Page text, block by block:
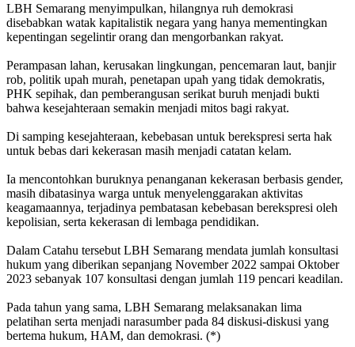
LBH Semarang menyimpulkan, hilangnya ruh demokrasi
disebabkan watak kapitalistik negara yang hanya mementingkan
kepentingan segelintir orang dan mengorbankan rakyat.
Perampasan lahan, kerusakan lingkungan, pencemaran laut, banjir
rob, politik upah murah, penetapan upah yang tidak demokratis,
PHK sepihak, dan pemberangusan serikat buruh menjadi bukti
bahwa kesejahteraan semakin menjadi mitos bagi rakyat.
Di samping kesejahteraan, kebebasan untuk berekspresi serta hak
untuk bebas dari kekerasan masih menjadi catatan kelam.
Ia mencontohkan buruknya penanganan kekerasan berbasis gender,
masih dibatasinya warga untuk menyelenggarakan aktivitas
keagamaannya, terjadinya pembatasan kebebasan berekspresi oleh
kepolisian, serta kekerasan di lembaga pendidikan.
Dalam Catahu tersebut LBH Semarang mendata jumlah konsultasi
hukum yang diberikan sepanjang November 2022 sampai Oktober
2023 sebanyak 107 konsultasi dengan jumlah 119 pencari keadilan.
Pada tahun yang sama, LBH Semarang melaksanakan lima
pelatihan serta menjadi narasumber pada 84 diskusi-diskusi yang
bertema hukum, HAM, dan demokrasi. (*)